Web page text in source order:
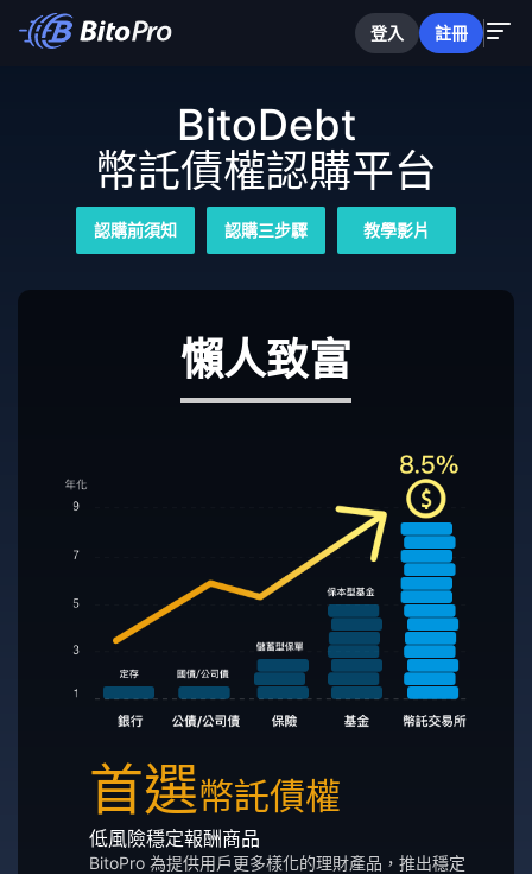
登入 註冊
BitoDebt
幣託債權認購平台
認購前須知 認購三步驟 教學影片
懶人致富
首選幣託債權
低風險穩定報酬商品
BitoPro 為提供用戶更多樣化的理財產品，推出穩定